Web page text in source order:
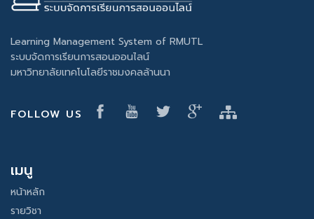
Learning Management System of RMUTL
ระบบจัดการเรียนการสอนออนไลน์
มหาวิทยาลัยเทคโนโลยีราชมงคลล้านนา
FOLLOW US
เมนู
หน้าหลัก
รายวิชา